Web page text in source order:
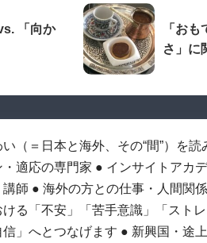
「向か
「お
さ」に
い（＝日本と海外、その“間”）を
・適応の専門家 ● インサイトアカ
講師 ● 海外の方との仕事・人間関
ける「不安」「苦手意識」「スト
信」へとつなげます ● 新興国・途